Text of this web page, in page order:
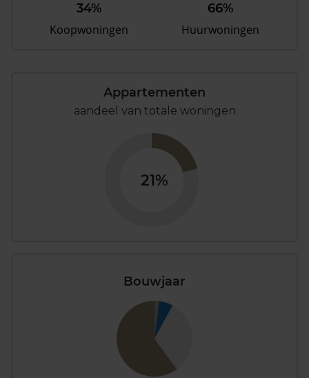
34%
Koopwoningen
66%
Huurwoningen
Appartementen
aandeel van totale woningen
21%
Bouwjaar